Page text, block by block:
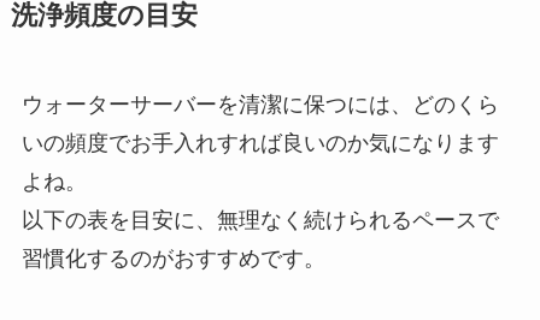
洗浄頻度の目安
ウォーターサーバーを清潔に保つには、どのくら
いの頻度でお手入れすれば良いのか気になります
よね。
以下の表を目安に、無理なく続けられるペースで
習慣化するのがおすすめです。